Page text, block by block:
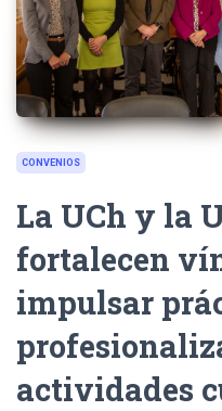
CONVENIOS
La UCh y la
fortalecen
impulsar
actividades